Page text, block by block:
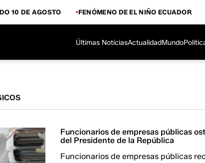
10 DE AGOSTO FENÓMENO DE EL NIÑO ECUADOR
Últimas NoticiasActualidadMundo
Funcionarios de empresas públicas
del Presidente de la República
Funcionarios de empresas públicas